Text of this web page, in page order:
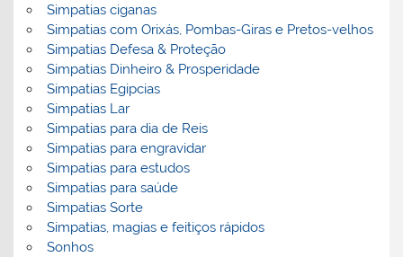
Simpatias ciganas
Simpatias com Orixás, Pombas-Giras e Pretos-velhos
Simpatias Defesa & Proteção
Simpatias Dinheiro & Prosperidade
Simpatias Egipcias
Simpatias Lar
Simpatias para dia de Reis
Simpatias para engravidar
Simpatias para estudos
Simpatias para saúde
Simpatias Sorte
Simpatias, magias e feitiços rápidos
Sonhos